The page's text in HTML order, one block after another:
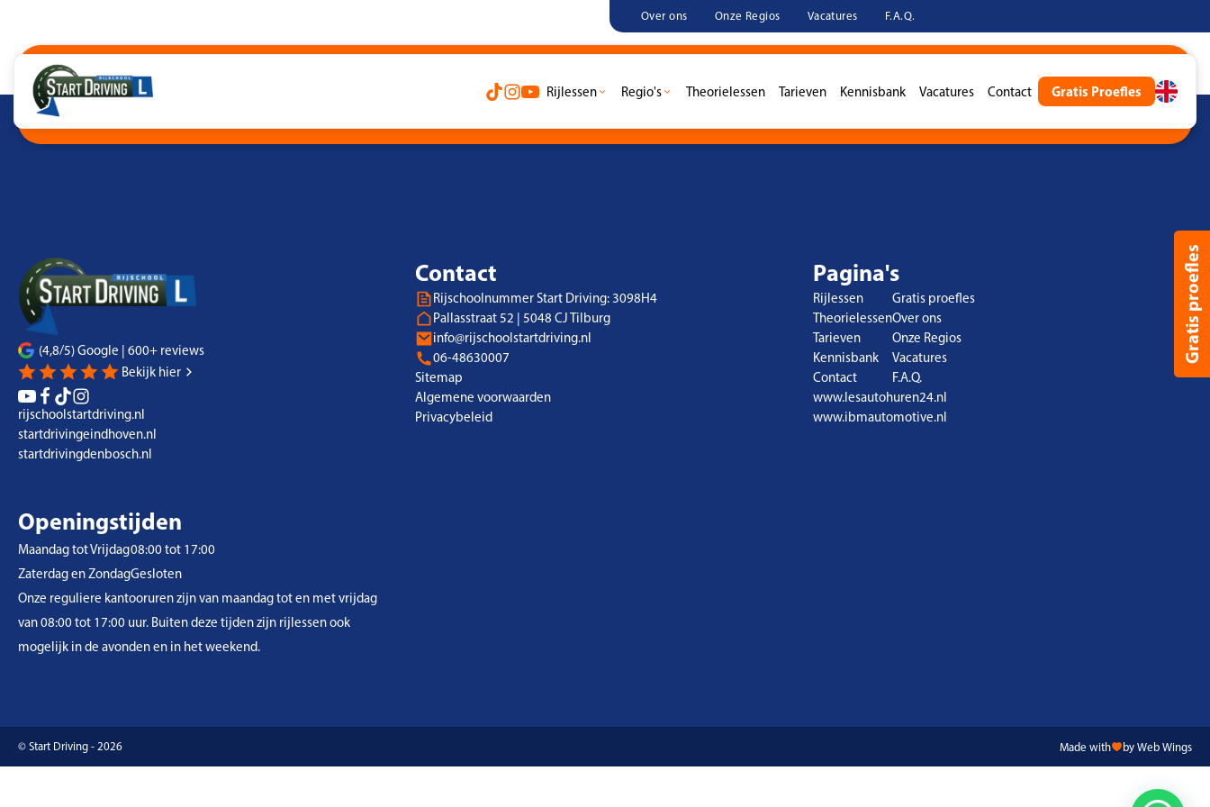
Over ons Onze Regios Vacatures F.A.Q.
Rijlessen Regio's Theorielessen Tarieven Kennisbank Vacatures Contact Gratis Proefles
Gratis proefles
Interesse? Boek een proefles Gratis proefles aanvragen
(4,8/5) Google | 600+ reviews
Bekijk hier
rijschoolstartdriving.nl
startdrivingeindhoven.nl
startdrivingdenbosch.nl
Contact
Rijschoolnummer Start Driving: 3098H4
Pallasstraat 52 | 5048 CJ Tilburg
info@rijschoolstartdriving.nl
06-48630007
Sitemap
Algemene voorwaarden
Privacybeleid
Pagina's
Rijlessen
Theorielessen
Tarieven
Kennisbank
Contact
Gratis proefles
Over ons
Onze Regios
Vacatures
F.A.Q.
www.lesautohuren24.nl
www.ibmautomotive.nl
Openingstijden
Maandag tot Vrijdag
Zaterdag en Zondag
08:00 tot 17:00
Gesloten
Onze reguliere kantooruren zijn van maandag tot en met vrijdag
van 08:00 tot 17:00 uur. Buiten deze tijden zijn rijlessen ook
mogelijk in de avonden en in het weekend.
© Start Driving - 2026 Made with by Web Wings